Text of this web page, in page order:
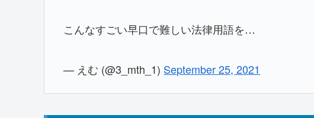
こんなすごい早口で難しい法律用語を…
— えむ (@3_mth_1) September 25, 2021